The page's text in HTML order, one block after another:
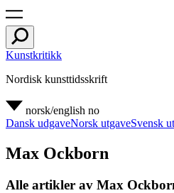
Kunstkritikk
Nordisk kunsttidsskrift
norsk/english no
Dansk udgaveNorsk utgaveSvensk
Max Ockborn
Alle artikler av Max